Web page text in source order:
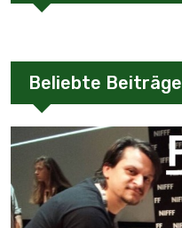
Beliebte Beiträge